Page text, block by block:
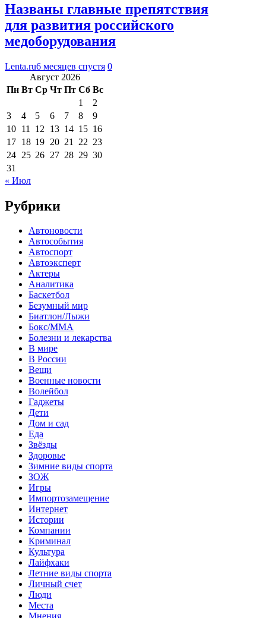
Названы главные препятствия
для развития российского
медоборудования
Lenta.ru6 месяцев спустя 0
Август 2026
Пн Вт Ср Чт Пт Сб Вс
1
2
3
4 5 6 7 8
9
10 11 12 13 14 15 16
17 18 19 20 21 22 23
24 25 26 27 28 29 30
31
« Июл
Рубрики
Автоновости
Автособытия
Автоспорт
Автоэксперт
Актеры
Аналитика
Баскетбол
Безумный мир
Биатлон/Лыжи
Бокс/MMA
Болезни и лекарства
В мире
В России
Вещи
Военные новости
Волейбол
Гаджеты
Дети
Дом и сад
Еда
Звёзды
Здоровье
Зимние виды спорта
ЗОЖ
Игры
Импортозамещение
Интернет
Истории
Компании
Криминал
Культура
Лайфхаки
Летние виды спорта
Личный счет
Люди
Места